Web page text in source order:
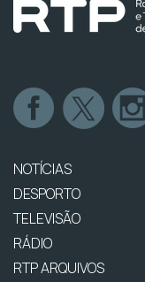
NOTÍCIAS
DESPORTO
TELEVISÃO
RÁDIO
RTP ARQUIVOS